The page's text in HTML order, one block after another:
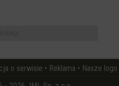
o serwisie • Reklama • Nasze logo